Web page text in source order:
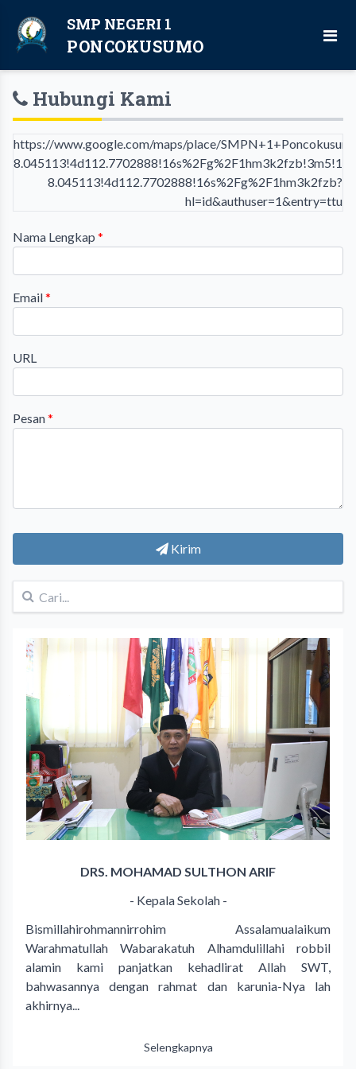
SMP NEGERI 1
PONCOKUSUMO
Hubungi Kami
https://www.google.com/maps/place/
8.045113!4d112.7702888!16s%2Fg%2F1hm3k2fzb?
hl=id&authuser=1&entry=ttu
Nama Lengkap *
Email*
URL
Pesan*
Kirim
DRS. MOHAMAD SULTHON ARIF
- Kepala Sekolah -
Bismillahirohmannirrohim Assalamualaikum
Warahmatullah Wabarakatuh Alhamdulillahi robbil
alamin kami panjatkan kehadlirat Allah SWT,
bahwasannya dengan rahmat dan karunia-Nya lah
akhirnya...
Selengkapnya